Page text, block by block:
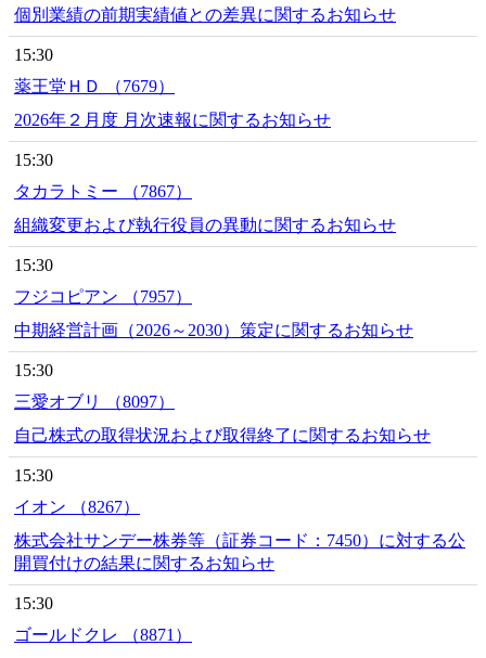
個別業績の前期実績値との差異に関するお知らせ
15:30
薬王堂ＨＤ （7679）
2026年２月度 月次速報に関するお知らせ
15:30
タカラトミー （7867）
組織変更および執行役員の異動に関するお知らせ
15:30
フジコピアン （7957）
中期経営計画（2026～2030）策定に関するお知らせ
15:30
三愛オブリ （8097）
自己株式の取得状況および取得終了に関するお知らせ
15:30
イオン （8267）
株式会社サンデー株券等（証券コード：7450）に対する公
開買付けの結果に関するお知らせ
15:30
ゴールドクレ （8871）